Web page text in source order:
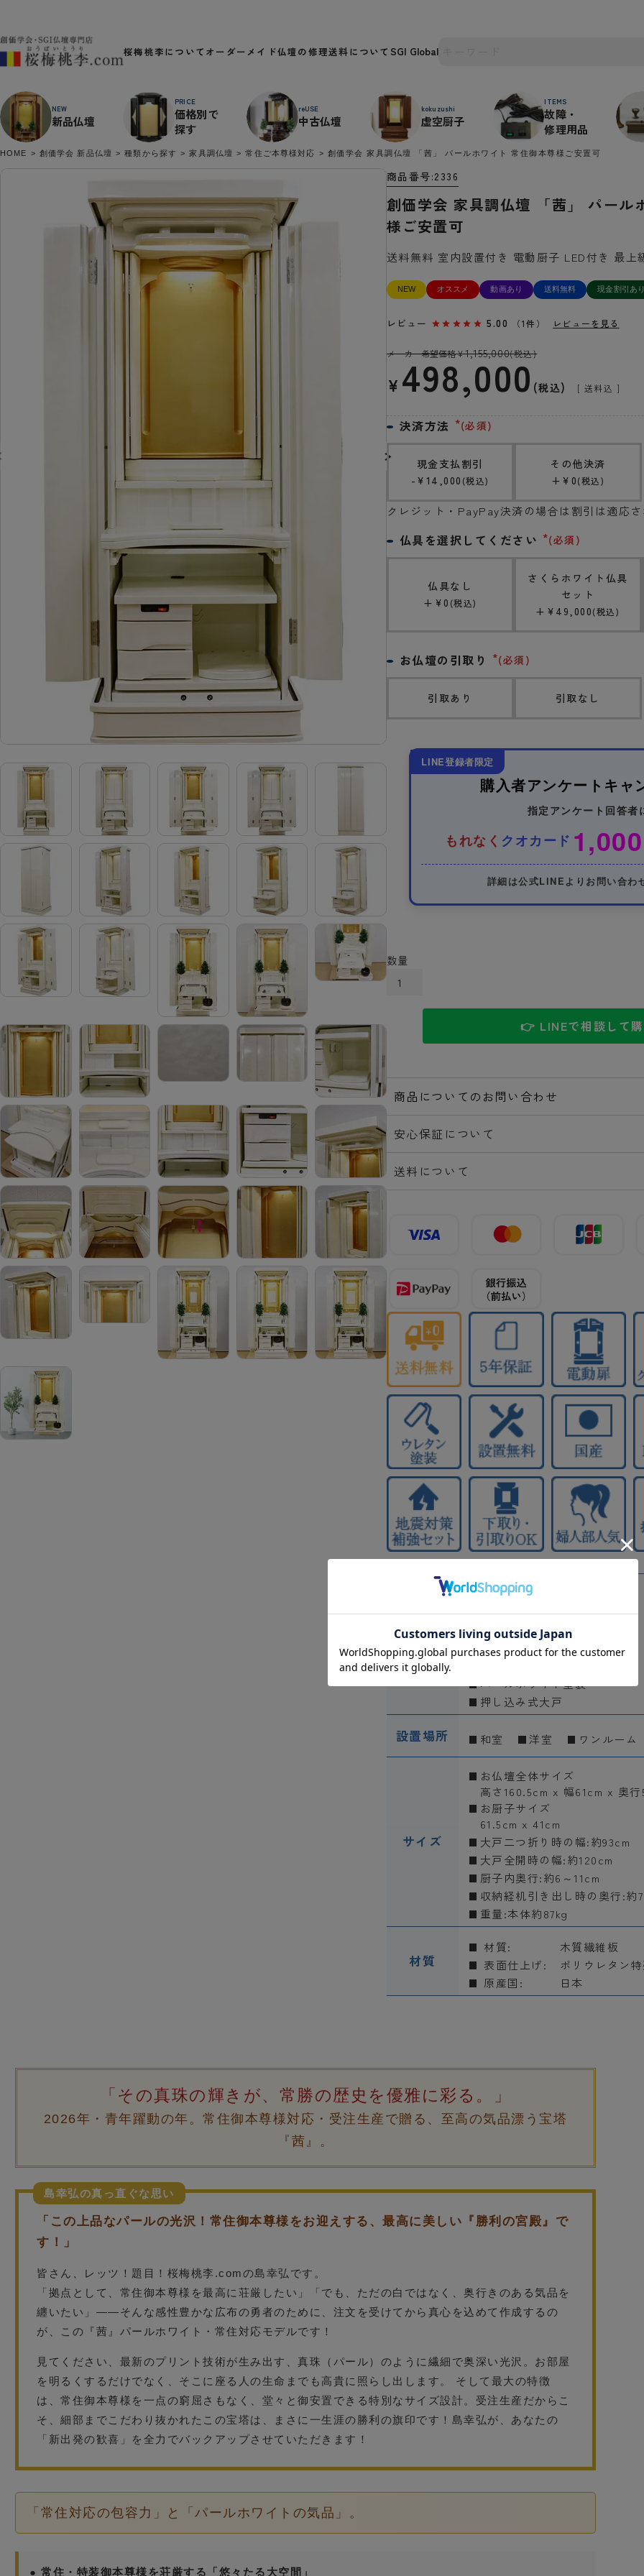
桜梅桃李について オーダーメイド仏壇の修理送料について
NEW
新品仏壇
PRICE
価格別で
探す
reUSE
中古仏壇
kokuzushi
虚空厨子
ITEMS
故障・
修理用品
HOME 創価学会 新品仏壇 種類から探す 家具調仏壇 常住ご本尊様対応 創価学会 家具調仏壇 「茜」 パールホワイト 常住御本尊様ご安置可
商品番号 2336
創価学会 家具調仏壇 「茜」 パール
様ご安置可
送料無料 室内設置付き 電動厨子 LED付き 最上
NEW オススメ 動画あり 送料無料 現金割引あ
レビュー 5.00 （1件） レビューを見る
メーカー希望価格¥1,155,000(税込)
¥ 498,000 税込 送料込
お仏壇の引取り (必須)
引取あり 引取なし
決済方法 (必須)
現金支払割引
- ¥ 14,000 税込
その他決済
+ ¥ 0 税込
クレジット・PayPay決済の場合は割引は適応
仏具を選択してください (必須)
仏具なし
+ ¥ 0 税込
さくらホワイト仏具
セット
+ ¥ 49,000 税込
LINE登録者限定
購入者アンケートキャ
指定アンケート回答者
もれなく クオカード 1,000
詳細は公式LINEよりお問い合わ
👉 LINEで相談して
商品についてのお問い合わせ
安心保証について
送料について
機能
LED照明×2
収納経机
特別特装御本尊様御安置可
電動厨子扉(内折れ式)
パールホワイト塗装
押し込み式大戸
設置場所 和室 洋室 ワンルーム
サイズ
お仏壇全体サイズ
高さ160.5cm x 幅61cm x 奥行
お厨子サイズ
61.5cm x 41cm
大戸二つ折り時の幅:約93cm
大戸全開時の幅:約120cm
厨子内奥行:約6～11cm
収納経机引き出し時の奥行:約
重量:本体約87kg
材質
材質:
木質繊維板
表面仕上げ:
ポリウレタン
原産国:
日本
「その真珠の輝きが、常勝の歴史を優雅に彩る。」
2026年・青年躍動の年。常住御本尊様対応・受注生産で贈る、至高の気品漂う宝塔
『茜』。
島幸弘の真っ直ぐな思い
「この上品なパールの光沢！常住御本尊様をお迎えする、最高に美しい『勝利の宮殿』で
す！」
皆さん、レッツ！題目！桜梅桃李.comの島幸弘です。
「拠点として、常住御本尊様を最高に荘厳したい」「でも、ただの白ではなく、奥行きのある気品を
纏いたい」——そんな感性豊かな広布の勇者のために、注文を受けてから真心を込めて作成するの
が、この『茜』パールホワイト・常住対応モデルです！
見てください、最新のプリント技術が生み出す、真珠（パール）のように繊細で奥深い光沢。お部屋
を明るくするだけでなく、そこに座る人の生命までも高貴に照らし出します。 そして最大の特徴
は、常住御本尊様を一点の窮屈さもなく、堂々と御安置できる特別なサイズ設計。受注生産だからこ
そ、細部までこだわり抜かれたこの宝塔は、まさに一生涯の勝利の旗印です！島幸弘が、あなたの
「新出発の歓喜」を全力でバックアップさせていただきます！
「常住対応の包容力」と「パールホワイトの気品」。
● 常住・特装御本尊様を荘厳する「悠々たる大空間」